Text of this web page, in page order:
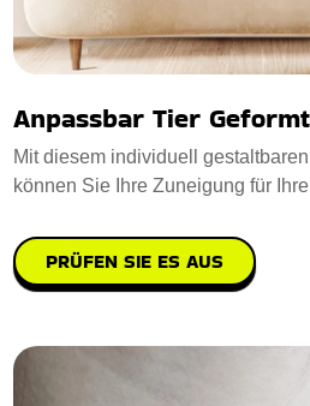
Anpassbar Tier
Mit diesem individuell
können Sie Ihre Zuneigung für
PRÜFEN SIE ES AUS